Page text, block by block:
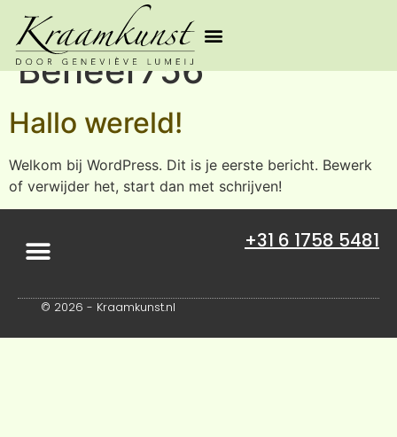
Auteur:GL-
Beheer756
Hallo wereld!
Welkom bij WordPress. Dit is je eerste bericht. Bewerk
of verwijder het, start dan met schrijven!
+31 6 1758 5481
© 2026 - Kraamkunst.nl